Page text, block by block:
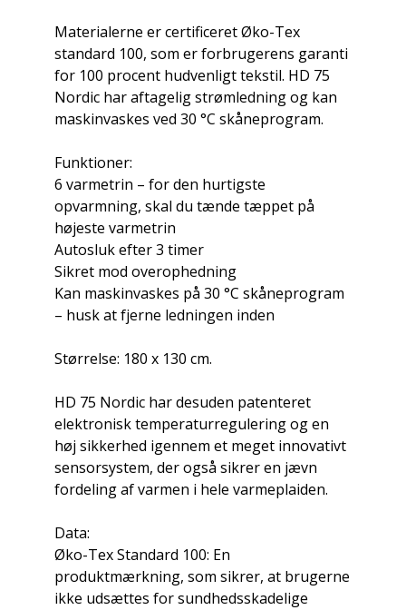
Materialerne er certificeret Øko-Tex
standard 100, som er forbrugerens garanti
for 100 procent hudvenligt tekstil. HD 75
Nordic har aftagelig strømledning og kan
maskinvaskes ved 30 °C skåneprogram.
Funktioner:
6 varmetrin – for den hurtigste
opvarmning, skal du tænde tæppet på
højeste varmetrin
Autosluk efter 3 timer
Sikret mod overophedning
Kan maskinvaskes på 30 °C skåneprogram
– husk at fjerne ledningen inden
Størrelse: 180 x 130 cm.
HD 75 Nordic har desuden patenteret
elektronisk temperaturregulering og en
høj sikkerhed igennem et meget innovativt
sensorsystem, der også sikrer en jævn
fordeling af varmen i hele varmeplaiden.
Data:
Øko-Tex Standard 100: En
produktmærkning, som sikrer, at brugerne
ikke udsættes for sundhedsskadelige